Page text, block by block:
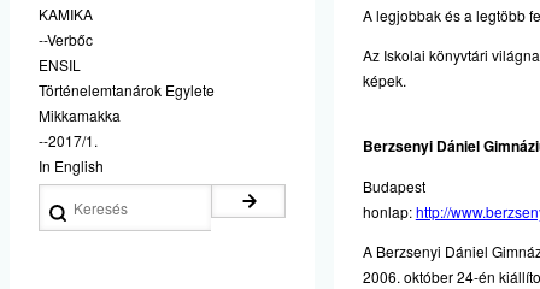
KAMIKA
--Verbőc
ENSIL
Történelemtanárok Egylete
Mikkamakka
--2017/1.
In English
A legjobbak és a legtöbb
Az Iskolai könyvtári
képek.
Berzsenyi Dániel
Budapest
honlap:http://
A Berzsenyi Dániel
2006. október 24-én